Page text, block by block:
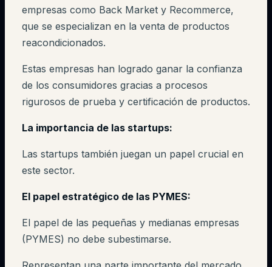
empresas como Back Market y Recommerce,
que se especializan en la venta de productos
reacondicionados.
Estas empresas han logrado ganar la confianza
de los consumidores gracias a procesos
rigurosos de prueba y certificación de productos.
La importancia de las startups:
Las startups también juegan un papel crucial en
este sector.
El papel estratégico de las PYMES:
El papel de las pequeñas y medianas empresas
(PYMES) no debe subestimarse.